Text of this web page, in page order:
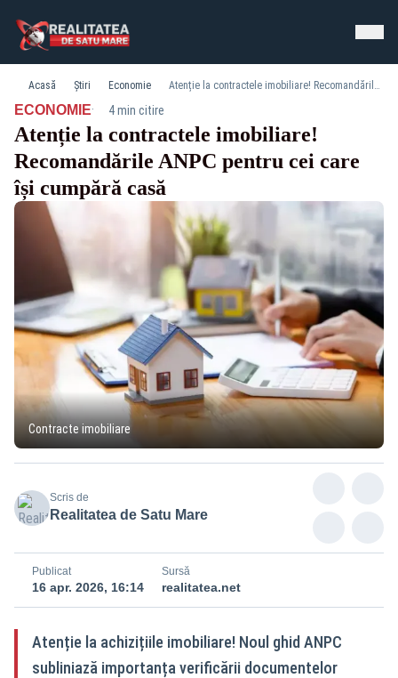
Acasă Știri Economie Atenție la contractele imobiliare! Recomandările ANPC pentru cei care își cumpără casă
ECONOMIE· 4 min citire
Atenție la contractele imobiliare!
Recomandările ANPC pentru cei care
își cumpără casă
Contracte imobiliare
Scris de
Realitatea de Satu Mare
Publicat
16 apr. 2026, 16:14
Sursă
realitatea.net
Atenție la achizițiile imobiliare! Noul ghid ANPC
subliniază importanța verificării documentelor